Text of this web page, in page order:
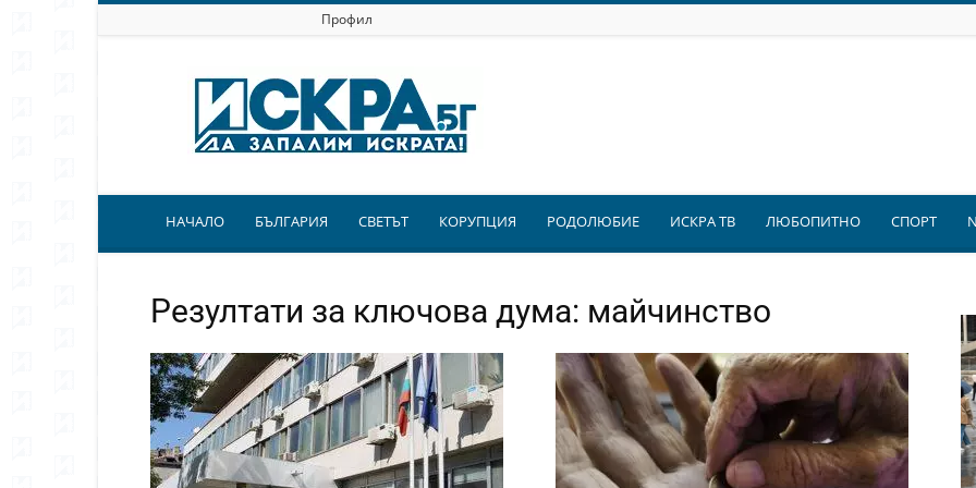
Профил
Искра.бг
НАЧАЛО БЪЛГАРИЯ СВЕТЪТ КОРУПЦИЯ РОДОЛЮБИЕ ИСКРА ТВ ЛЮБОПИТНО СПОРТ
Резултати за ключова дума: майчинство